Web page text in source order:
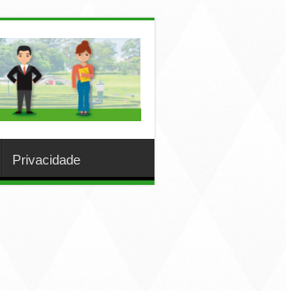
Privacidade